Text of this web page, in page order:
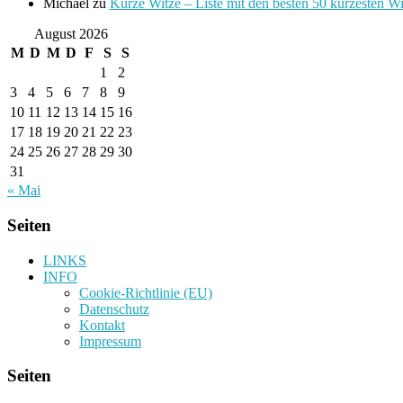
Michael zu Kurze Witze – Liste mit den besten 50 kürzesten
August 2026
M D M D F S
S
1
2
3
4 5 6 7 8
9
10 11 12 13 14 15 16
17 18 19 20 21 22 23
24 25 26 27 28 29 30
31
« Mai
Seiten
LINKS
INFO
Cookie-Richtlinie (EU)
Datenschutz
Kontakt
Impressum
Seiten